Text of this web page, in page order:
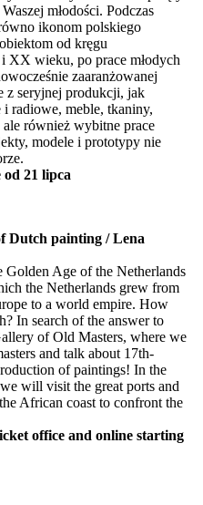
młodości. Podczas
ikonom polskiego
od kręgu
XX wieku, po prace młodych
zaaranżowanej
z seryjnej produkcji, jak
radiowe, meble, tkaniny,
również wybitne prace
modele i prototypy nie
od 21 lipca
Dutch painting / Lena
Age of the Netherlands
the Netherlands grew from
to a world empire. How
In search of the answer to
of Old Masters, where we
and talk about 17th-
of paintings! In the
will visit the great ports and
African coast to confront the
office and online starting